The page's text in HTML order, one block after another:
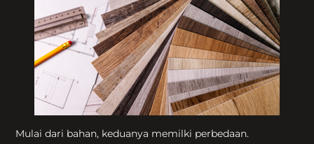
Mulai dari bahan, keduanya memilki perbedaan.